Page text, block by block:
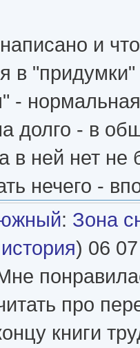
и
в
- нормальная
долго - в
в ней нет не
нечего -
: Зона
) 06 07
про
книги